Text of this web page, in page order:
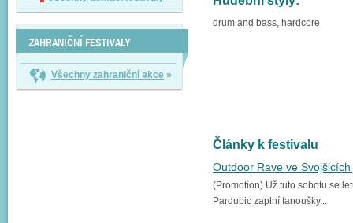
ZAHRANIČNÍ FESTIVALY
Všechny zahraniční akce »
drum and bass, hardcore
Články k festivalu
Outdoor Rave ve
(Promotion) Už tuto sobotu se
Pardubic zaplní fanoušky...